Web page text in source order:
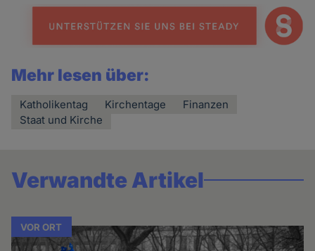
Mehr lesen über:
Katholikentag Kirchentage
Finanzen
Staat und Kirche
Verwandte Artikel
VOR ORT